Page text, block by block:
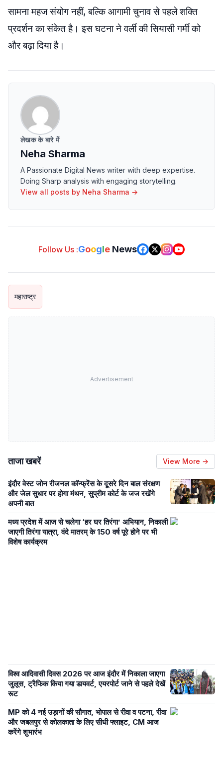
सामना महज संयोग नहीं, बल्कि आगामी चुनाव से पहले शक्ति
प्रदर्शन का संकेत है। इस घटना ने वर्ली की सियासी गर्मी को
और बढ़ा दिया है।
लेखक के बारे में
Neha Sharma
A Passionate Digital News writer with deep expertise.
Doing Sharp analysis with engaging storytelling.
View all posts by Neha Sharma →
Follow Us :Google News
महाराष्ट्र
Advertisement
ताजा खबरें View More →
इंदौर वेस्ट जोन रीजनल कॉन्फ्रेंस के दूसरे दिन बाल संरक्षण
और जेल सुधार पर होगा मंथन, सुप्रीम कोर्ट के जज रखेंगे
अपनी बात
मध्य प्रदेश में आज से चलेगा ‘हर घर तिरंगा’ अभियान, निकाली
जाएगी तिरंगा यात्रा, वंदे मातरम् के 150 वर्ष पूरे होने पर भी
विशेष कार्यक्रम
विश्व आदिवासी दिवस 2026 पर आज इंदौर में निकाला जाएगा
जुलूस, ट्रैफिक किया गया डायवर्ट, एयरपोर्ट जाने से पहले देखें
रूट
MP को 4 नई उड़ानों की सौगात, भोपाल से रीवा व पटना, रीवा
और जबलपुर से कोलकाता के लिए सीधी फ्लाइट, CM आज
करेंगे शुभारंभ